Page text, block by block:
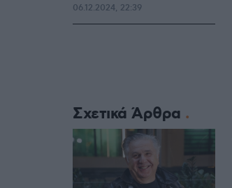
06.12.2024, 22:39
Σχετικά Άρθρα